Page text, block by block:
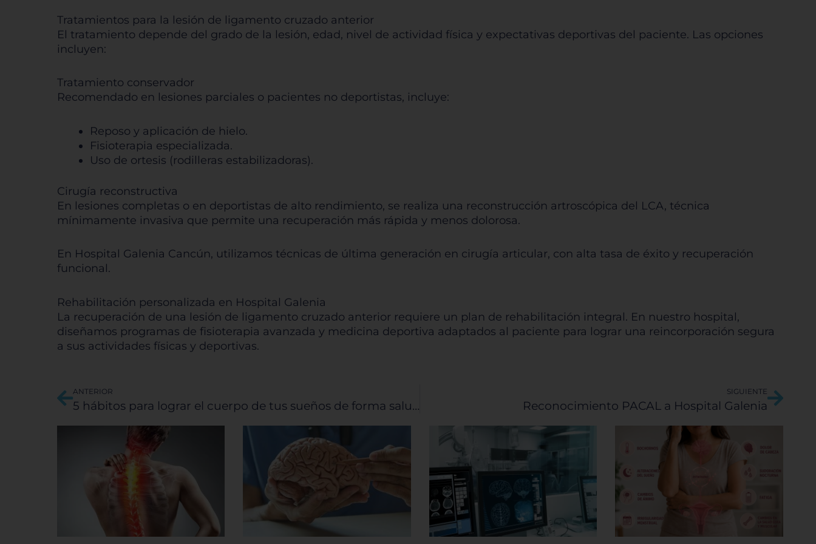
Tratamientos para la lesión de ligamento cruzado anterior
El tratamiento depende del grado de la lesión, edad, nivel de actividad física y expectativas deportivas del paciente. Las opciones
incluyen:
Tratamiento conservador
Recomendado en lesiones parciales o pacientes no deportistas, incluye:
Reposo y aplicación de hielo.
Fisioterapia especializada.
Uso de ortesis (rodilleras estabilizadoras).
Cirugía reconstructiva
En lesiones completas o en deportistas de alto rendimiento, se realiza una reconstrucción artroscópica del LCA, técnica
mínimamente invasiva que permite una recuperación más rápida y menos dolorosa.
En Hospital Galenia Cancún, utilizamos técnicas de última generación en cirugía articular, con alta tasa de éxito y recuperación
funcional.
Rehabilitación personalizada en Hospital Galenia
La recuperación de una lesión de ligamento cruzado anterior requiere un plan de rehabilitación integral. En nuestro hospital,
diseñamos programas de fisioterapia avanzada y medicina deportiva adaptados al paciente para lograr una reincorporación segura
a sus actividades físicas y deportivas.
AntANTERIOR
5 hábitos para lograr el cuerpo de tus sueños de forma saludable
SIGUIENTE
Reconocimiento PACAL a Hospital Galenia
Permitir todas
Sistema de personalización de cookies
Cookies de rendimiento
Rechazar todas